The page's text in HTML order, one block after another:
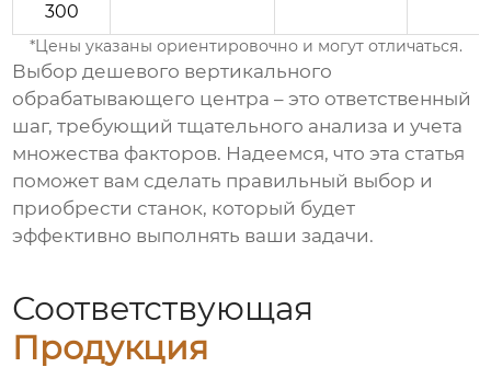
300
*Цены указаны ориентировочно и могут отличаться.
Выбордешевого вертикального
обрабатывающего центра – это ответственный
шаг, требующий тщательного анализа и учета
множества факторов. Надеемся, что эта статья
поможет вам сделать правильный выбор и
приобрести станок, который будет
эффективно выполнять ваши задачи.
Соответствующая
Продукция